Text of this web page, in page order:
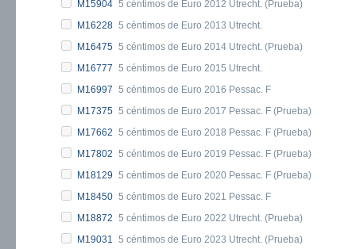
M15904 5 céntimos de Euro 2012 Utrecht. (Prueba)
M16228 5 céntimos de Euro 2013 Utrecht.
M16475 5 céntimos de Euro 2014 Utrecht. (Prueba)
M16777 5 céntimos de Euro 2015 Utrecht.
M16997 5 céntimos de Euro 2016 Pessac. F
M17375 5 céntimos de Euro 2017 Pessac. F (Prueba)
M17662 5 céntimos de Euro 2018 Pessac. F (Prueba)
M17802 5 céntimos de Euro 2019 Pessac. F (Prueba)
M18129 5 céntimos de Euro 2020 Pessac. F (Prueba)
M18450 5 céntimos de Euro 2021 Pessac. F
M18872 5 céntimos de Euro 2022 Utrecht. (Prueba)
M19031
5 céntimos de Euro 2023 Utrecht. (Prueba)